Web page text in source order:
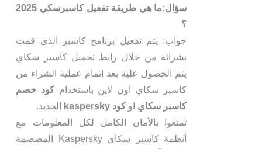
سؤال:ما هي طريقة تفعيل كاسبرسكي 2025
؟
جواب: يتم تفعيل برنامج كاسبر الذي قمت
بشرائة من خلال رابط تحميل كاسبر سكاي
يتم الحصول علية بعد اتمام عملية الشراء من
كاسبر سكاي اون لاين باستخدامكود خصم
كاسبر سكاي او كود kaspersky
الجديد.
تمتعوا بالأمان الكامل لكل المعلومات مع
أنظمة كاسبر سكاي Kaspersky المصصمة